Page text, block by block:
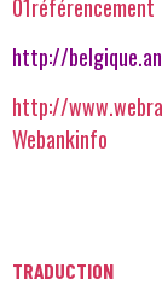
01référencement
http://
http://
Webankinfo
TRADUCTION